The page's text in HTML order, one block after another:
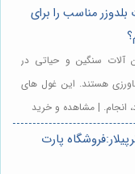
مناسب را برای
آلات سنگین و حیاتی در
هستند. این غول های
انجام. | مشاهده و خرید
پارت